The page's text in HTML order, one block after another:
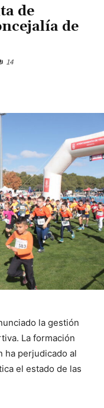
de
de
14
la gestión
La formación
ha perjudicado al
el estado de las